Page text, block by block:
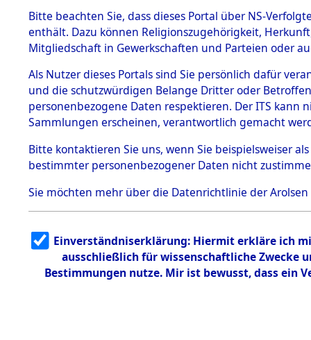
BESTÄNDE
1.
mente
5. Verschiedenes
5.3
Todesmärsche
5.3.1 Alliierte
Erhebungen
zu
Todesmärsch
en
5.3.2
g
5.3.3
Todesmärsch
Landkreis
und
Bitte beachten Sie, dass dieses Portal über NS-
enthält. Dazu können Religionszugehörigkeit,
Mitgliedschaft in Gewerkschaften und Parteien oder
Als Nutzer dieses Portals sind Sie persönlich dafür
und die schutzwürdigen Belange Dritter oder
personenbezogene Daten respektieren. Der ITS
Sammlungen erscheinen, verantwortlich gemacht
Bitte kontaktieren Sie uns, wenn Sie beispielsweiser
bestimmter personenbezogener Daten nicht
Sie möchten mehr über die Datenrichtlinie der Arolsen
Einverständniserklärung: Hiermit erkläre ich
ausschließlich für wissenschaftliche Zwecke
Bestimmungen nutze. Mir ist bewusst, dass ein